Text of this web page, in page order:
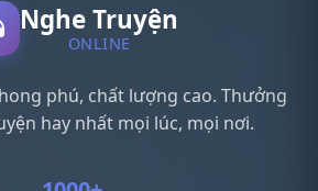
Nghe Truyện
ONLINE
phú, chất lượng cao. Thưởng
hay nhất mọi lúc, mọi nơi.